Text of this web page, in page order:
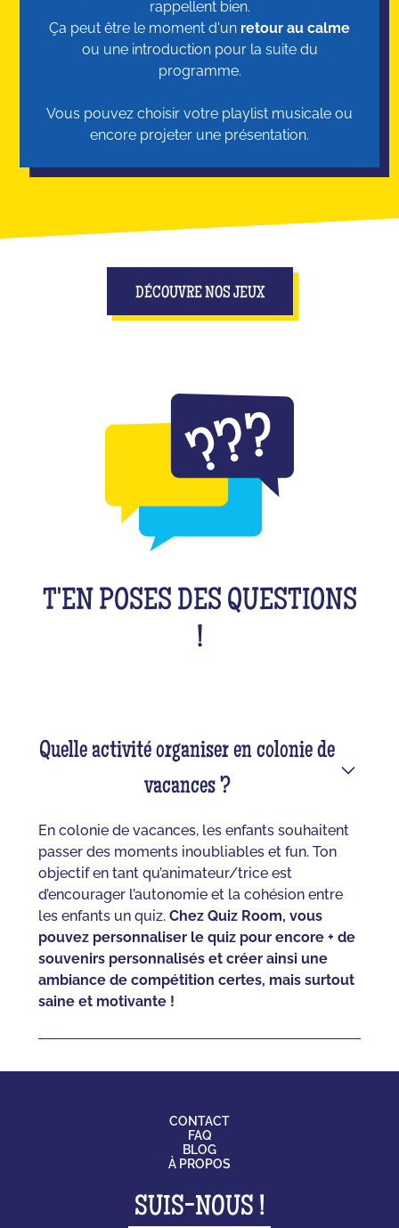
rappellent bien.
Ça peut être le moment d'un retour au calme
ou une introduction pour la suite du
programme.
Vous pouvez choisir votre playlist musicale ou
encore projeter une présentation.
DÉCOUVRE NOS JEUX
T'EN POSES DES QUESTIONS
!
Quelle activité organiser en colonie de
vacances ?
En colonie de vacances, les enfants souhaitent
passer des moments inoubliables et fun. Ton
objectif en tant qu’animateur/trice est
d’encourager l’autonomie et la cohésion entre
les enfants un quiz. Chez Quiz Room, vous
pouvez personnaliser le quiz pour encore + de
souvenirs personnalisés et créer ainsi une
ambiance de compétition certes, mais surtout
saine et motivante !
CONTACT
FAQ
BLOG
À PROPOS
SUIS-NOUS !